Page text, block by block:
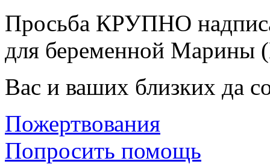
Просьба КРУПНО
для беременной Марины
Вас и ваших близких да
Пожертвования
Попросить помощь